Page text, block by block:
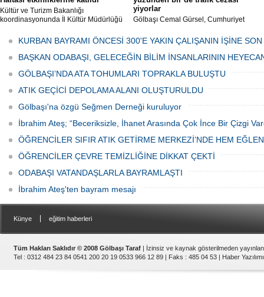
Kültür ve Turizm Bakanlığı
koordinasyonunda İl Kültür Müdürlüğü
Haftası" etkinlikleri Ankara'da devam
ediyor.
yiyorlar
Gölbaşı Cemal Gürsel, Cumhuriyet
bulunan esnaf ve alışverişe gelen
vatandaşlar park cezaları yüzünden
canından bezdi.
KURBAN BAYRAMI ÖNCESİ 300'E YAKIN ÇALIŞANIN İŞİNE
BAŞKAN ODABAŞI, GELECEĞİN BİLİM İNSANLARININ
GÖLBAŞI’NDA ATA TOHUMLARI TOPRAKLA BULUŞTU
ATIK GEÇİCİ DEPOLAMA ALANI OLUŞTURULDU
Gölbaşı'na özgü Seğmen Derneği kuruluyor
İbrahim Ateş; “Beceriksizle, İhanet Arasında Çok İnce Bir Çizgi
ÖĞRENCİLER SIFIR ATIK GETİRME MERKEZİ’NDE HEM
ÖĞRENCİLER ÇEVRE TEMİZLİĞİNE DİKKAT ÇEKTİ
ODABAŞI VATANDAŞLARLA BAYRAMLAŞTI
İbrahim Ateş'ten bayram mesajı
Künye eğitim haberleri
Tüm Hakları Saklıdır © 2008 Gölbaşı Taraf | İzinsiz ve kaynak gösterilmeden
Tel : 0312 484 23 84 0541 200 20 19 0533 966 12 89 | Faks : 485 04 53 | Haber Yazılımı